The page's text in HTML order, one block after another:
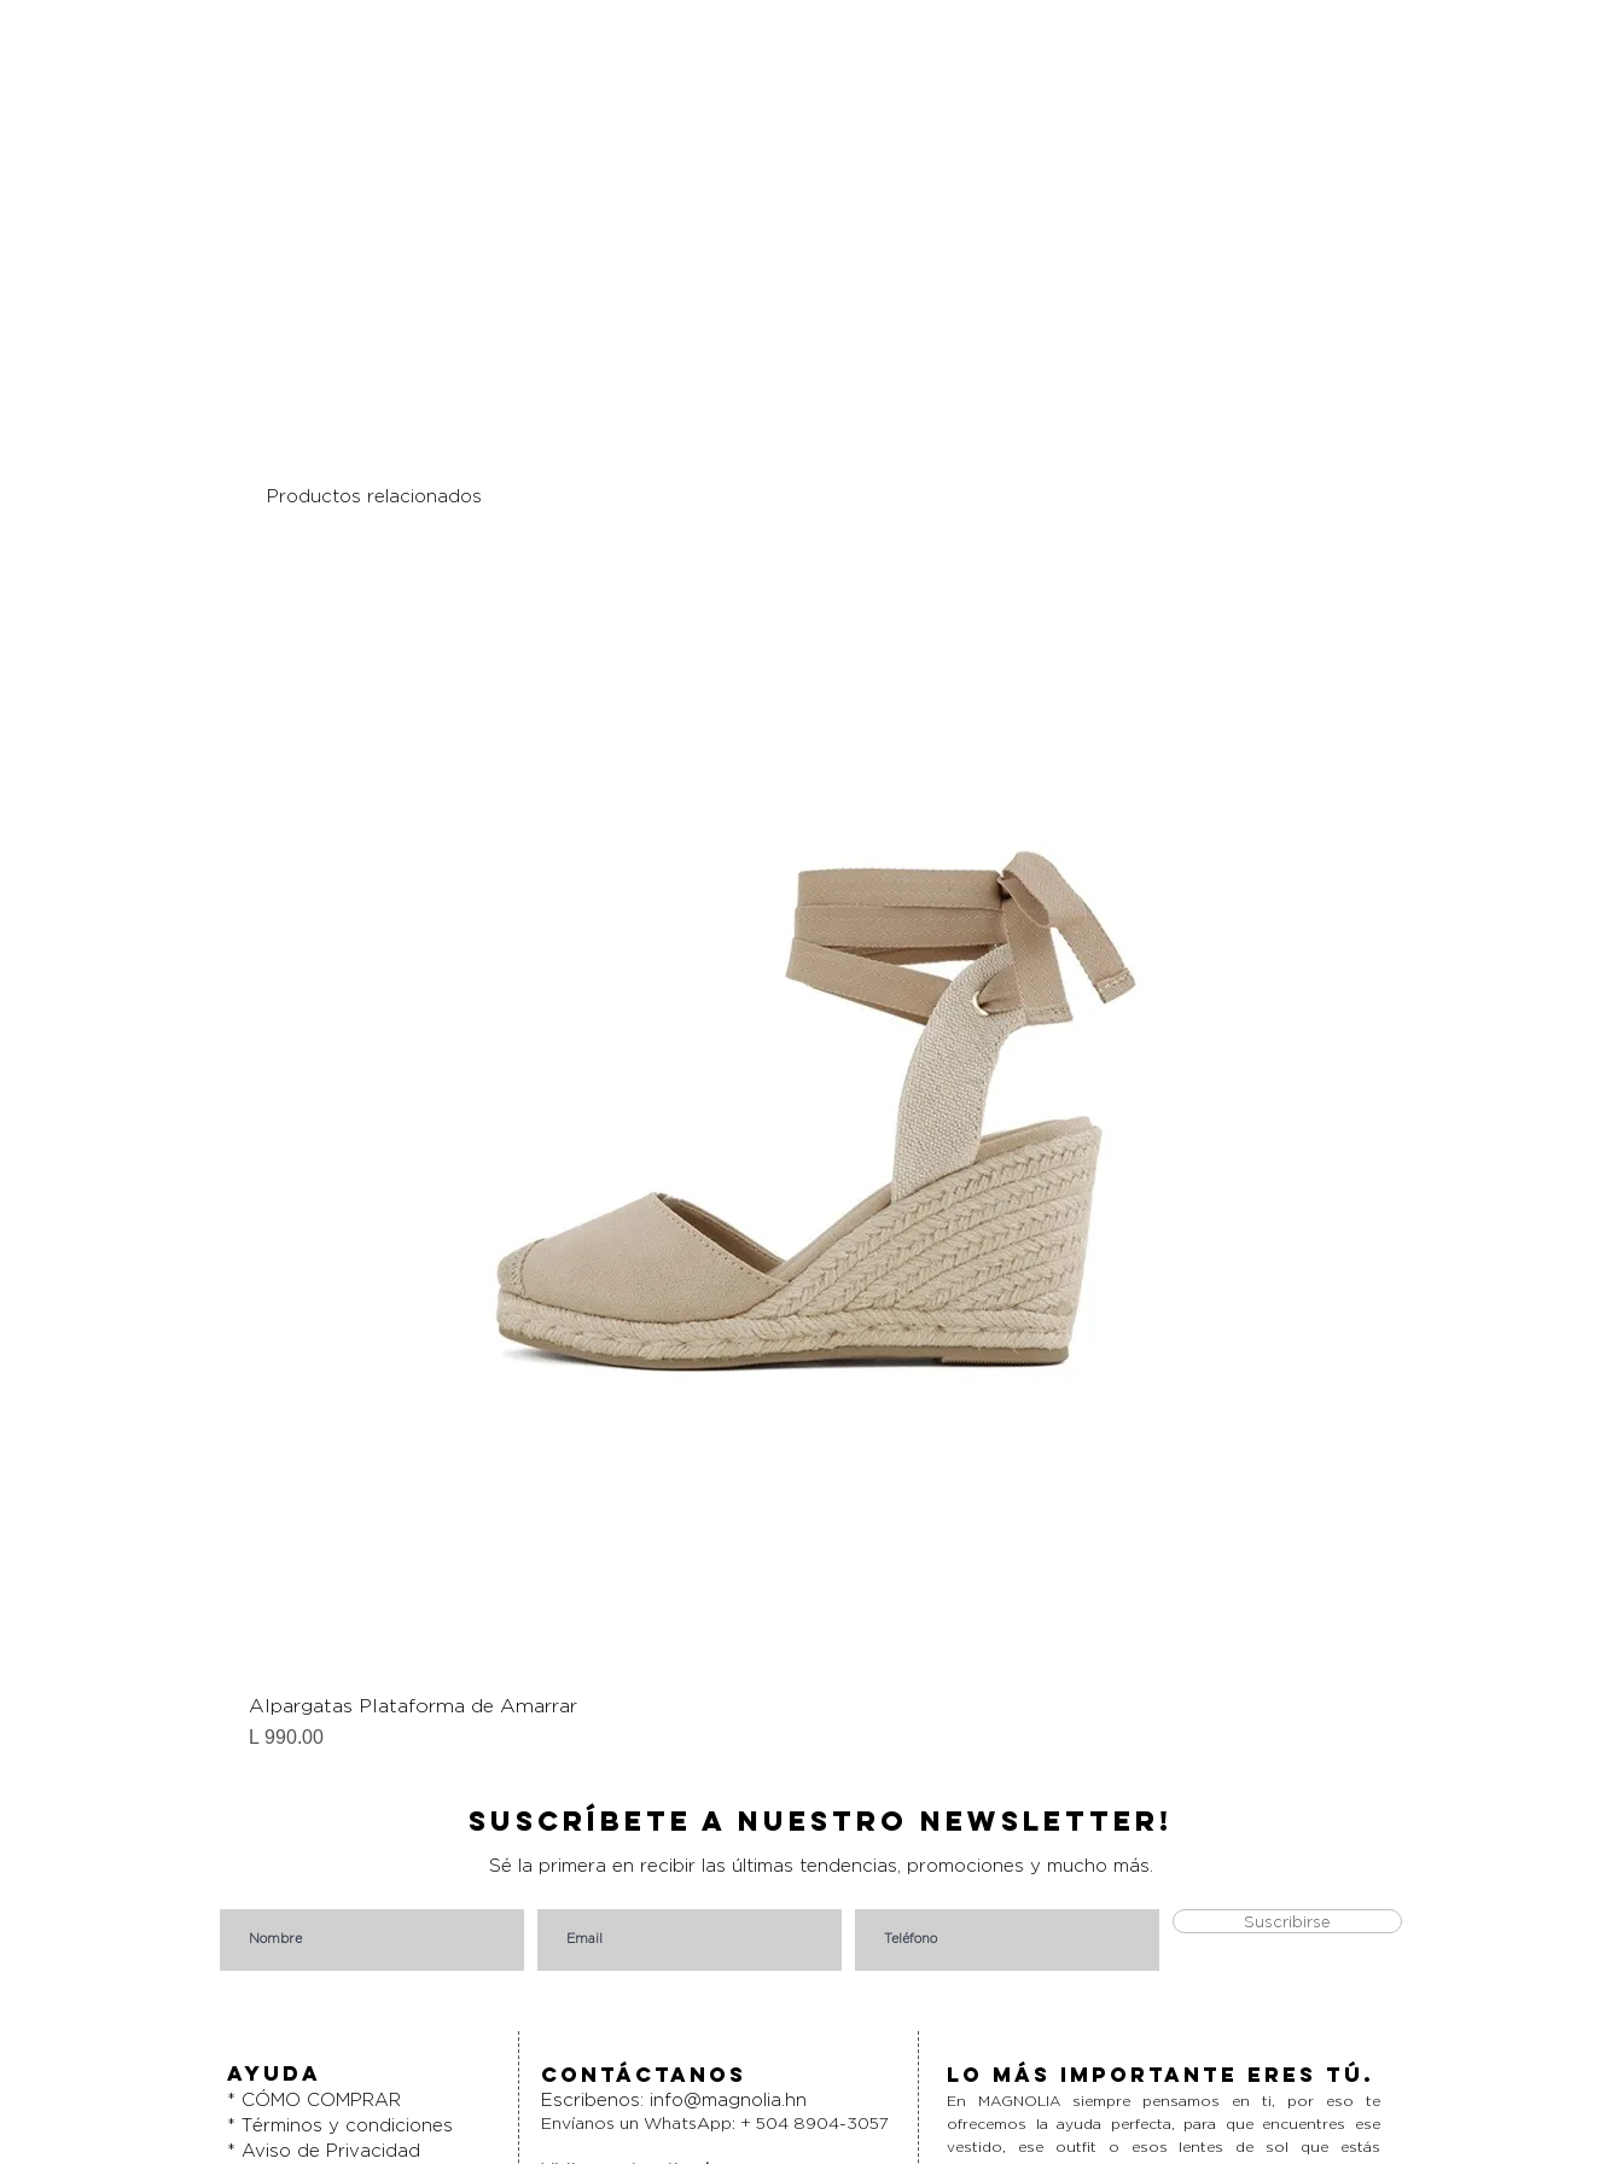
Productos relacionados
Alpargatas Plataforma de Amarrar
Precio
L 990.00
Suscríbete a nuestro Newsletter!
Sé la primera en recibir las últimas tendencias, promociones y mucho más.
Suscribirse
AYUDA
* CÓMO COMPRAR
* Términos y condiciones
* Aviso de Privacidad
Contáctanos
Escribenos: info@magnolia.hn
Envíanos un WhatsApp: + 504 8904-3057
Lo más importante eres tú.
En MAGNOLIA siempre pensamos en ti, por eso te
ofrecemos la ayuda perfecta, para que encuentres ese
vestido, ese outfit o esos lentes de sol que estás